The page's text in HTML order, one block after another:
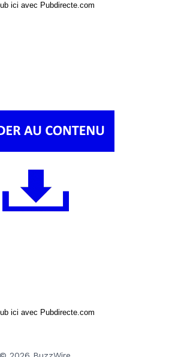
ici avec Pubdirecte.com
ici avec Pubdirecte.com